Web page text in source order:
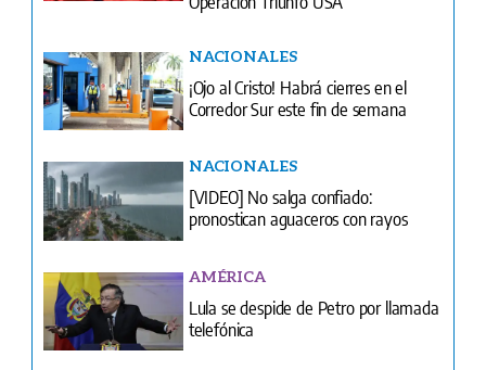
NACIONALES
¡Ojo al Cristo! Habrá cierres en el
Corredor Sur este fin de semana
NACIONALES
[VIDEO] No salga confiado:
pronostican aguaceros con rayos
AMÉRICA
Lula se despide de Petro por llamada
telefónica